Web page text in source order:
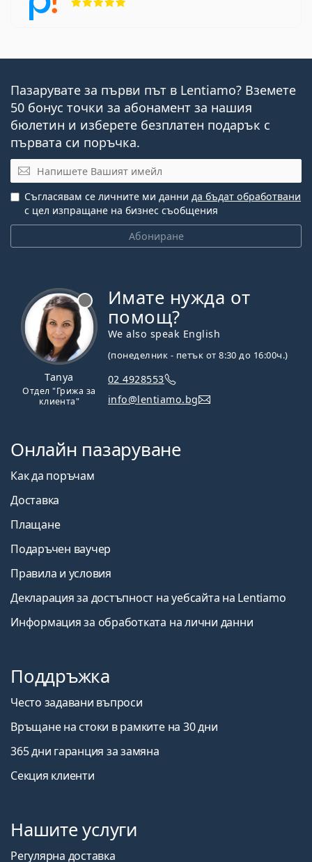
Пазарувате за първи път в Lentiamo? Вземете
50 бонус точки за абонамент за нашия
бюлетин и изберете безплатен подарък с
първата си поръчка.
Имейл
Абониране
Съгласявам се личните ми данни да бъдат обработвани
с цел изпращане на бизнес съобщения
Tanya
Отдел "Грижа за
клиента"
Имате нужда от
помощ?
We also speak English
(понеделник - петък от 8:30 до 16:00ч.)
02 4928553
info@lentiamo.bg
Онлайн пазаруване
Как да поръчам
Доставка
Плащане
Подаръчен ваучер
Правила и условия
Декларация за достъпност на уебсайта на Lentiamo
Информация за обработката на лични данни
Поддръжка
Често задавани въпроси
Връщане на стоки в рамките на 30 дни
365 дни гаранция за замяна
Секция клиенти
Нашите услуги
Регулярна доставка